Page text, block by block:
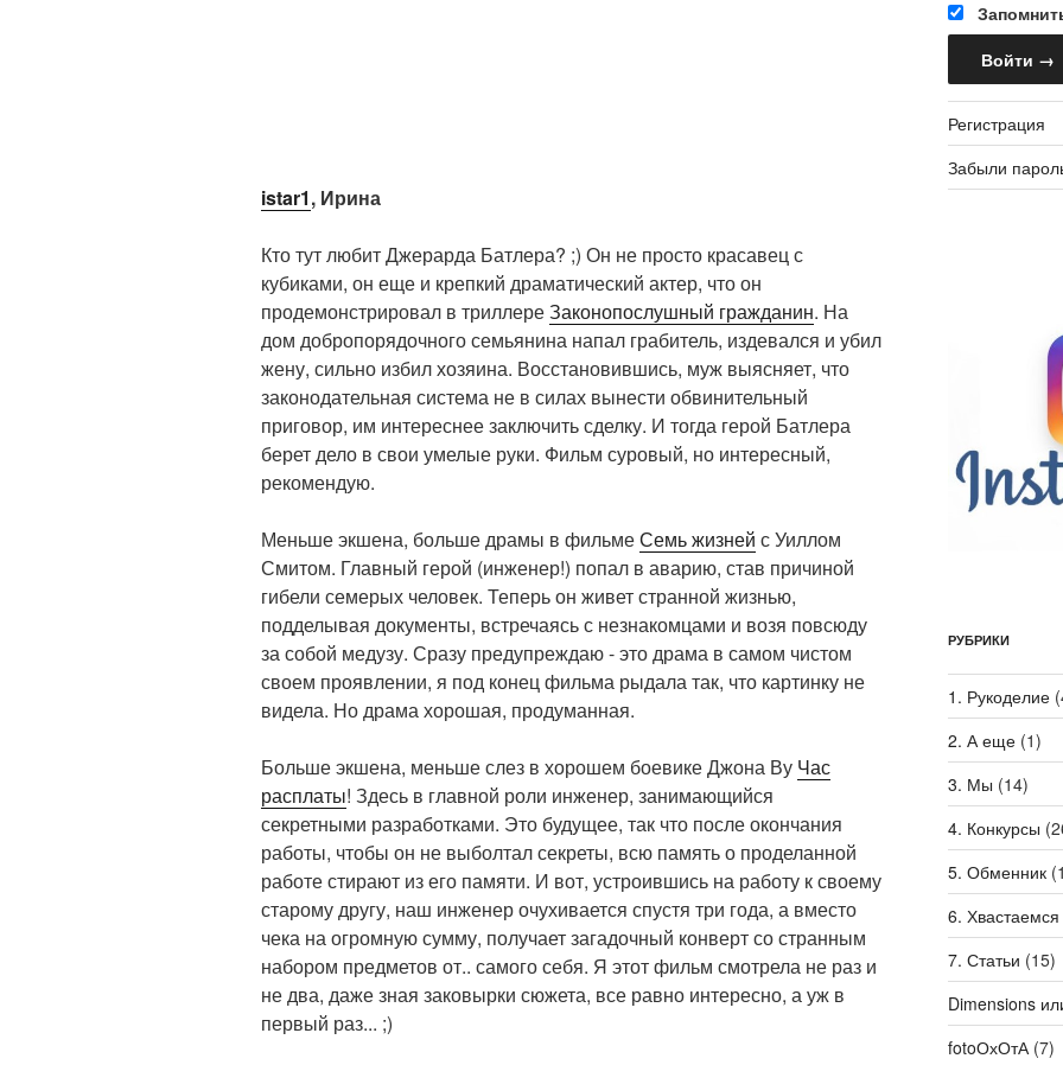
istar1, Ирина
Кто тут любит Джерарда Батлера? ;) Он не просто красавец с
кубиками, он еще и крепкий драматический актер, что он
продемонстрировал в триллереЗаконопослушный гражданин. На
дом добропорядочного семьянина напал грабитель, издевался и убил
жену, сильно избил хозяина. Восстановившись, муж выясняет, что
законодательная система не в силах вынести обвинительный
приговор, им интереснее заключить сделку. И тогда герой Батлера
берет дело в свои умелые руки. Фильм суровый, но интересный,
рекомендую.
Меньше экшена, больше драмы в фильмеСемь жизней с Уиллом
Смитом. Главный герой (инженер!) попал в аварию, став причиной
гибели семерых человек. Теперь он живет странной жизнью,
подделывая документы, встречаясь с незнакомцами и возя повсюду
за собой медузу. Сразу предупреждаю - это драма в самом чистом
своем проявлении, я под конец фильма рыдала так, что картинку не
видела. Но драма хорошая, продуманная.
Больше экшена, меньше слез в хорошем боевике Джона Ву Час
расплаты! Здесь в главной роли инженер, занимающийся
секретными разработками. Это будущее, так что после окончания
работы, чтобы он не выболтал секреты, всю память о проделанной
работе стирают из его памяти. И вот, устроившись на работу к своему
старому другу, наш инженер очухивается спустя три года, а вместо
чека на огромную сумму, получает загадочный конверт со странным
набором предметов от.. самого себя. Я этот фильм смотрела не раз и
не два, даже зная заковырки сюжета, все равно интересно, а уж в
первый раз... ;)
Регистрация
Забыли
РУБРИКИ
1. Рукоделие
2. А еще(1)
3. Мы (14)
4. Конкурсы
5. Обменник
6. Хвастаемся
7. Статьи (15)
Dimensions
fotoОхОтА(7)